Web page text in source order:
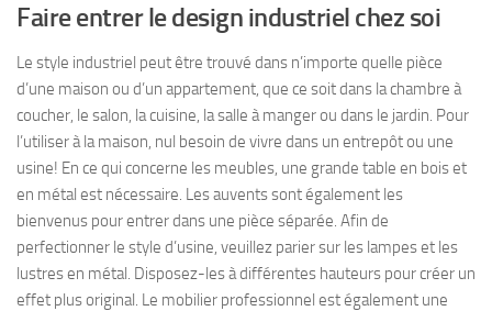
Faire entrer le design industriel chez soi
Le style industriel peut être trouvé dans n’importe quelle pièce
d’une maison ou d’un appartement, que ce soit dans la chambre à
coucher, le salon, la cuisine, la salle à manger ou dans le jardin. Pour
l’utiliser à la maison, nul besoin de vivre dans un entrepôt ou une
usine! En ce qui concerne les meubles, une grande table en bois et
en métal est nécessaire. Les auvents sont également les
bienvenus pour entrer dans une pièce séparée. Afin de
perfectionner le style d’usine, veuillez parier sur les lampes et les
lustres en métal. Disposez-les à différentes hauteurs pour créer un
effet plus original. Le mobilier professionnel est également une